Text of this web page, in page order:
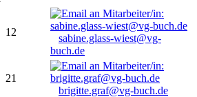
12
sabine.glass-wiest@vg-
buch.de
21
brigitte.graf@vg-buch.de